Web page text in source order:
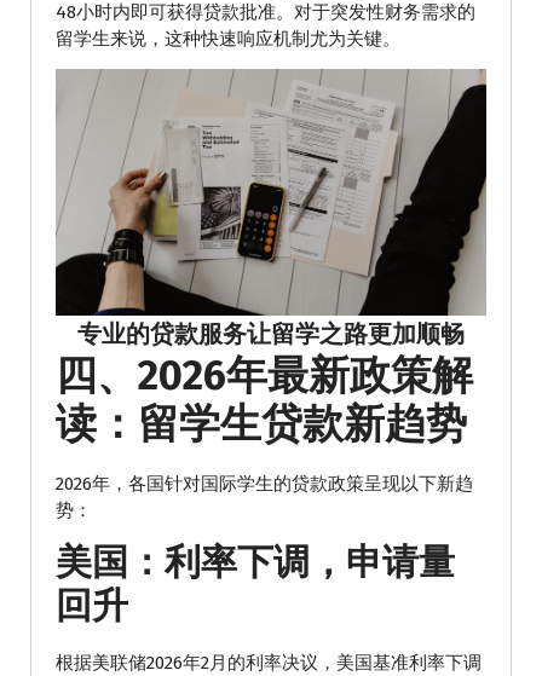
48小时内即可获得贷款批准。对于突发性财务需求的
留学生来说，这种快速响应机制尤为关键。
专业的贷款服务让留学之路更加顺畅
四、2026年最新政策解
读：留学生贷款新趋势
2026年，各国针对国际学生的贷款政策呈现以下新趋
势：
美国：利率下调，申请量
回升
根据美联储2026年2月的利率决议，美国基准利率下调